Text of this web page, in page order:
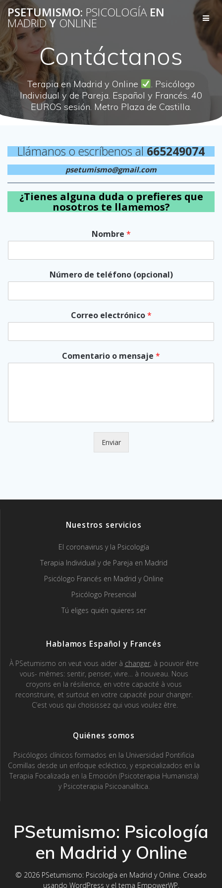
al
PSETUMISMO: PSICOLOGÍAEN
MADRIDY ONLINE
Contáctanos
Terapia en Madrid y Online
. Psicólogo
Individual y de Pareja. Español y Francés. 40
EUROS sesión. Metro Plaza de Castilla.
Llámanos o escríbenos al665249074
psetumismo@gmail.com
¿Tienes alguna duda o prefieres que
nosotros te llamemos?
Nombre *
Número de teléfono (opcional)
Correo electrónico*
Comentario o mensaje *
Enviar
Nuestros servicios
El coronavirus y la Psicología
Terapia Individual y de Pareja en Madrid
Psicólogo Francés en Madrid y Online
Psicólogo Presencial
Tú eliges quién quieres ser
Hablamos Español y Francés
À PSetumismo on veut vous aider à changer, à pouvoir être
vous- mêmes: sentir, penser, vivre… à nouveau. Nous
croyons en la résilience, en votre capacité à vous
reconstruire, et surtout en votre capacité pour changer.
C’est vous qui choisissez qui vous voulez être.
Quiénes somos
Psicólogos clínicos formados en la Universidad Pontificia
Comillas desde un enfoque ecléctico, y especializados en la
Terapia Focalizada en la Emoción (Psicoterapia Humanista)
y Psicoterapia Psicoanalítica.
PSetumismo: Psicología
en Madrid y Online
© 2026 PSetumismo: Psicología en Madrid y Online. Creado
usando WordPress y el tema EmpowerWP.